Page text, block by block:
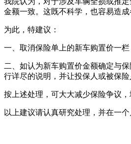
金额一致。这既不科学，也容易造成
为此，特建议：
一、取消保险单上的新车购置价一
二、如认为新车购置价金额确定与
行详尽的说明，并让投保人或被保
按上述处理，可大大减少保险争议，
以上建议请认真研究处理，并在一